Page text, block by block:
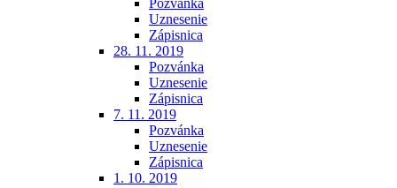
Pozvánka
Uznesenie
Zápisnica
28. 11. 2019
Pozvánka
Uznesenie
Zápisnica
7. 11. 2019
Pozvánka
Uznesenie
Zápisnica
1. 10. 2019